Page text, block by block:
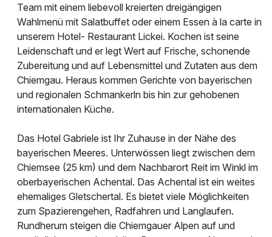
Team mit einem liebevoll kreierten dreigängigen
Wahlmenü mit Salatbuffet oder einem Essen à la carte in
unserem Hotel- Restaurant Lickei. Kochen ist seine
Leidenschaft und er legt Wert auf Frische, schonende
Zubereitung und auf Lebensmittel und Zutaten aus dem
Chiemgau. Heraus kommen Gerichte von bayerischen
und regionalen Schmankerln bis hin zur gehobenen
internationalen Küche.
Das Hotel Gabriele ist Ihr Zuhause in der Nähe des
bayerischen Meeres. Unterwössen liegt zwischen dem
Chiemsee (25 km) und dem Nachbarort Reit im Winkl im
oberbayerischen Achental. Das Achental ist ein weites
ehemaliges Gletschertal. Es bietet viele Möglichkeiten
zum Spazierengehen, Radfahren und Langlaufen.
Rundherum steigen die Chiemgauer Alpen auf und